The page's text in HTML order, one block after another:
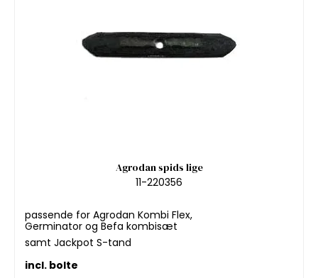
Agrodan spids lige
11-220356
passende for Agrodan Kombi Flex,
Germinator og Befa kombisæt
samt Jackpot S-tand
incl. bolte